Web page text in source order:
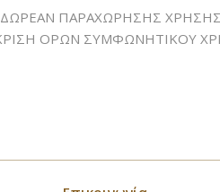
ΠΑΡΑΧΩΡΗΣΗΣ
ΟΡΩΝ ΣΥΜΦΩΝΗΤΙΚΟΥ